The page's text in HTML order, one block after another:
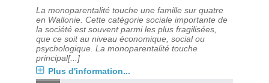
La monoparentalité touche une famille sur quatre
en Wallonie. Cette catégorie sociale importante de
la société est souvent parmi les plus fragilisées,
que ce soit au niveau économique, social ou
psychologique. La monoparentalité touche
principal[...]
Plus d'information...